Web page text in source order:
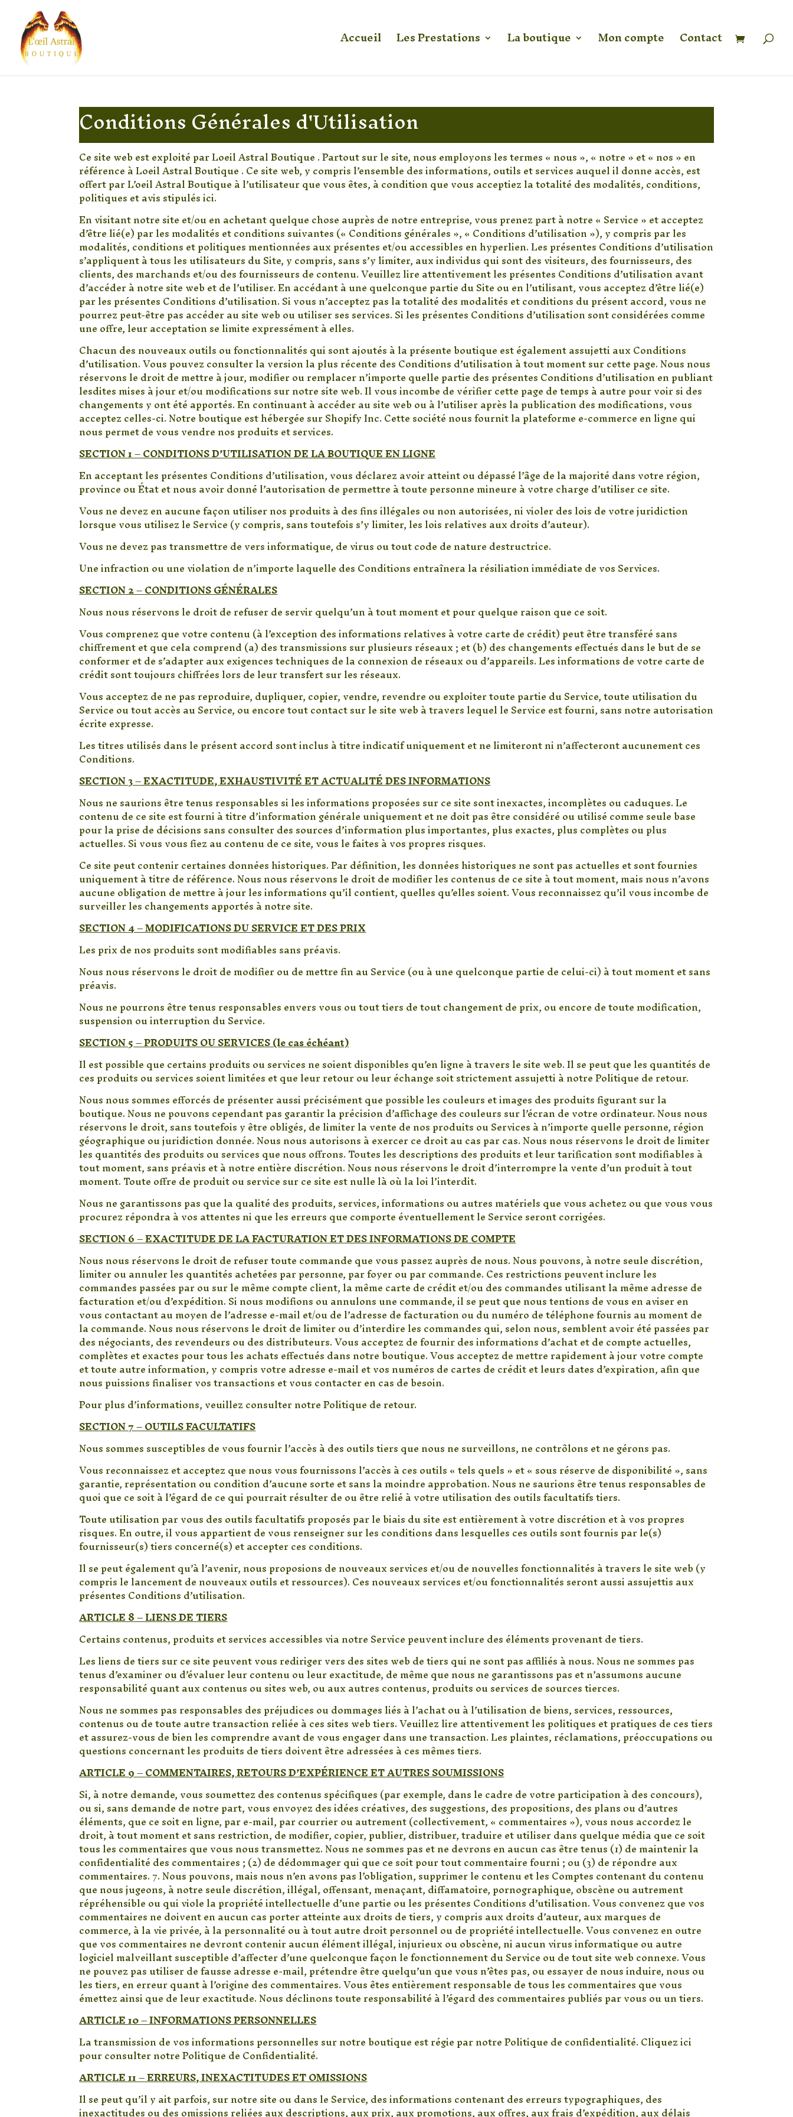
Accueil Les Prestations La boutique Mon compte Contact
Conditions Générales d'Utilisation
Ce site web est exploité par Loeil Astral Boutique . Partout sur le site, nous employons les termes « nous », « notre » et « nos » en
référence à Loeil Astral Boutique . Ce site web, y compris l’ensemble des informations, outils et services auquel il donne accès, est
offert par L’oeil Astral Boutique à l’utilisateur que vous êtes, à condition que vous acceptiez la totalité des modalités, conditions,
politiques et avis stipulés ici.
En visitant notre site et/ou en achetant quelque chose auprès de notre entreprise, vous prenez part à notre « Service » et acceptez
d’être lié(e) par les modalités et conditions suivantes (« Conditions générales », « Conditions d’utilisation »), y compris par les
modalités, conditions et politiques mentionnées aux présentes et/ou accessibles en hyperlien. Les présentes Conditions d’utilisation
s’appliquent à tous les utilisateurs du Site, y compris, sans s’y limiter, aux individus qui sont des visiteurs, des fournisseurs, des
clients, des marchands et/ou des fournisseurs de contenu. Veuillez lire attentivement les présentes Conditions d’utilisation avant
d’accéder à notre site web et de l’utiliser. En accédant à une quelconque partie du Site ou en l’utilisant, vous acceptez d’être lié(e)
par les présentes Conditions d’utilisation. Si vous n’acceptez pas la totalité des modalités et conditions du présent accord, vous ne
pourrez peut-être pas accéder au site web ou utiliser ses services. Si les présentes Conditions d’utilisation sont considérées comme
une offre, leur acceptation se limite expressément à elles.
Chacun des nouveaux outils ou fonctionnalités qui sont ajoutés à la présente boutique est également assujetti aux Conditions
d’utilisation. Vous pouvez consulter la version la plus récente des Conditions d’utilisation à tout moment sur cette page. Nous nous
réservons le droit de mettre à jour, modifier ou remplacer n’importe quelle partie des présentes Conditions d’utilisation en publiant
lesdites mises à jour et/ou modifications sur notre site web. Il vous incombe de vérifier cette page de temps à autre pour voir si des
changements y ont été apportés. En continuant à accéder au site web ou à l’utiliser après la publication des modifications, vous
acceptez celles-ci. Notre boutique est hébergée sur Shopify Inc. Cette société nous fournit la plateforme e-commerce en ligne qui
nous permet de vous vendre nos produits et services.
SECTION 1 – CONDITIONS D’UTILISATION DE LA BOUTIQUE EN LIGNE
En acceptant les présentes Conditions d’utilisation, vous déclarez avoir atteint ou dépassé l’âge de la majorité dans votre région,
province ou État et nous avoir donné l’autorisation de permettre à toute personne mineure à votre charge d’utiliser ce site.
Vous ne devez en aucune façon utiliser nos produits à des fins illégales ou non autorisées, ni violer des lois de votre juridiction
lorsque vous utilisez le Service (y compris, sans toutefois s’y limiter, les lois relatives aux droits d’auteur).
Vous ne devez pas transmettre de vers informatique, de virus ou tout code de nature destructrice.
Une infraction ou une violation de n’importe laquelle des Conditions entraînera la résiliation immédiate de vos Services.
SECTION 2 – CONDITIONS GÉNÉRALES
Nous nous réservons le droit de refuser de servir quelqu’un à tout moment et pour quelque raison que ce soit.
Vous comprenez que votre contenu (à l’exception des informations relatives à votre carte de crédit) peut être transféré sans
chiffrement et que cela comprend (a) des transmissions sur plusieurs réseaux ; et (b) des changements effectués dans le but de se
conformer et de s’adapter aux exigences techniques de la connexion de réseaux ou d’appareils. Les informations de votre carte de
crédit sont toujours chiffrées lors de leur transfert sur les réseaux.
Vous acceptez de ne pas reproduire, dupliquer, copier, vendre, revendre ou exploiter toute partie du Service, toute utilisation du
Service ou tout accès au Service, ou encore tout contact sur le site web à travers lequel le Service est fourni, sans notre autorisation
écrite expresse.
Les titres utilisés dans le présent accord sont inclus à titre indicatif uniquement et ne limiteront ni n’affecteront aucunement ces
Conditions.
SECTION 3 – EXACTITUDE, EXHAUSTIVITÉ ET ACTUALITÉ DES INFORMATIONS
Nous ne saurions être tenus responsables si les informations proposées sur ce site sont inexactes, incomplètes ou caduques. Le
contenu de ce site est fourni à titre d’information générale uniquement et ne doit pas être considéré ou utilisé comme seule base
pour la prise de décisions sans consulter des sources d’information plus importantes, plus exactes, plus complètes ou plus
actuelles. Si vous vous fiez au contenu de ce site, vous le faites à vos propres risques.
Ce site peut contenir certaines données historiques. Par définition, les données historiques ne sont pas actuelles et sont fournies
uniquement à titre de référence. Nous nous réservons le droit de modifier les contenus de ce site à tout moment, mais nous n’avons
aucune obligation de mettre à jour les informations qu’il contient, quelles qu’elles soient. Vous reconnaissez qu’il vous incombe de
surveiller les changements apportés à notre site.
SECTION 4 – MODIFICATIONS DU SERVICE ET DES PRIX
Les prix de nos produits sont modifiables sans préavis.
Nous nous réservons le droit de modifier ou de mettre fin au Service (ou à une quelconque partie de celui-ci) à tout moment et sans
préavis.
Nous ne pourrons être tenus responsables envers vous ou tout tiers de tout changement de prix, ou encore de toute modification,
suspension ou interruption du Service.
SECTION 5 – PRODUITS OU SERVICES (le cas échéant)
Il est possible que certains produits ou services ne soient disponibles qu’en ligne à travers le site web. Il se peut que les quantités de
ces produits ou services soient limitées et que leur retour ou leur échange soit strictement assujetti à notre Politique de retour.
Nous nous sommes efforcés de présenter aussi précisément que possible les couleurs et images des produits figurant sur la
boutique. Nous ne pouvons cependant pas garantir la précision d’affichage des couleurs sur l’écran de votre ordinateur. Nous nous
réservons le droit, sans toutefois y être obligés, de limiter la vente de nos produits ou Services à n’importe quelle personne, région
géographique ou juridiction donnée. Nous nous autorisons à exercer ce droit au cas par cas. Nous nous réservons le droit de limiter
les quantités des produits ou services que nous offrons. Toutes les descriptions des produits et leur tarification sont modifiables à
tout moment, sans préavis et à notre entière discrétion. Nous nous réservons le droit d’interrompre la vente d’un produit à tout
moment. Toute offre de produit ou service sur ce site est nulle là où la loi l’interdit.
Nous ne garantissons pas que la qualité des produits, services, informations ou autres matériels que vous achetez ou que vous vous
procurez répondra à vos attentes ni que les erreurs que comporte éventuellement le Service seront corrigées.
SECTION 6 – EXACTITUDE DE LA FACTURATION ET DES INFORMATIONS DE COMPTE
Nous nous réservons le droit de refuser toute commande que vous passez auprès de nous. Nous pouvons, à notre seule discrétion,
limiter ou annuler les quantités achetées par personne, par foyer ou par commande. Ces restrictions peuvent inclure les
commandes passées par ou sur le même compte client, la même carte de crédit et/ou des commandes utilisant la même adresse de
facturation et/ou d’expédition. Si nous modifions ou annulons une commande, il se peut que nous tentions de vous en aviser en
vous contactant au moyen de l’adresse e-mail et/ou de l’adresse de facturation ou du numéro de téléphone fournis au moment de
la commande. Nous nous réservons le droit de limiter ou d’interdire les commandes qui, selon nous, semblent avoir été passées par
des négociants, des revendeurs ou des distributeurs. Vous acceptez de fournir des informations d’achat et de compte actuelles,
complètes et exactes pour tous les achats effectués dans notre boutique. Vous acceptez de mettre rapidement à jour votre compte
et toute autre information, y compris votre adresse e-mail et vos numéros de cartes de crédit et leurs dates d’expiration, afin que
nous puissions finaliser vos transactions et vous contacter en cas de besoin.
Pour plus d’informations, veuillez consulter notre Politique de retour.
SECTION 7 – OUTILS FACULTATIFS
Nous sommes susceptibles de vous fournir l’accès à des outils tiers que nous ne surveillons, ne contrôlons et ne gérons pas.
Vous reconnaissez et acceptez que nous vous fournissons l’accès à ces outils « tels quels » et « sous réserve de disponibilité », sans
garantie, représentation ou condition d’aucune sorte et sans la moindre approbation. Nous ne saurions être tenus responsables de
quoi que ce soit à l’égard de ce qui pourrait résulter de ou être relié à votre utilisation des outils facultatifs tiers.
Toute utilisation par vous des outils facultatifs proposés par le biais du site est entièrement à votre discrétion et à vos propres
risques. En outre, il vous appartient de vous renseigner sur les conditions dans lesquelles ces outils sont fournis par le(s)
fournisseur(s) tiers concerné(s) et accepter ces conditions.
Il se peut également qu’à l’avenir, nous proposions de nouveaux services et/ou de nouvelles fonctionnalités à travers le site web (y
compris le lancement de nouveaux outils et ressources). Ces nouveaux services et/ou fonctionnalités seront aussi assujettis aux
présentes Conditions d’utilisation.
ARTICLE 8 – LIENS DE TIERS
Certains contenus, produits et services accessibles via notre Service peuvent inclure des éléments provenant de tiers.
Les liens de tiers sur ce site peuvent vous rediriger vers des sites web de tiers qui ne sont pas affiliés à nous. Nous ne sommes pas
tenus d’examiner ou d’évaluer leur contenu ou leur exactitude, de même que nous ne garantissons pas et n’assumons aucune
responsabilité quant aux contenus ou sites web, ou aux autres contenus, produits ou services de sources tierces.
Nous ne sommes pas responsables des préjudices ou dommages liés à l’achat ou à l’utilisation de biens, services, ressources,
contenus ou de toute autre transaction reliée à ces sites web tiers. Veuillez lire attentivement les politiques et pratiques de ces tiers
et assurez-vous de bien les comprendre avant de vous engager dans une transaction. Les plaintes, réclamations, préoccupations ou
questions concernant les produits de tiers doivent être adressées à ces mêmes tiers.
ARTICLE 9 – COMMENTAIRES, RETOURS D’EXPÉRIENCE ET AUTRES SOUMISSIONS
Si, à notre demande, vous soumettez des contenus spécifiques (par exemple, dans le cadre de votre participation à des concours),
ou si, sans demande de notre part, vous envoyez des idées créatives, des suggestions, des propositions, des plans ou d’autres
éléments, que ce soit en ligne, par e-mail, par courrier ou autrement (collectivement, « commentaires »), vous nous accordez le
droit, à tout moment et sans restriction, de modifier, copier, publier, distribuer, traduire et utiliser dans quelque média que ce soit
tous les commentaires que vous nous transmettez. Nous ne sommes pas et ne devrons en aucun cas être tenus (1) de maintenir la
confidentialité des commentaires ; (2) de dédommager qui que ce soit pour tout commentaire fourni ; ou (3) de répondre aux
commentaires. 7. Nous pouvons, mais nous n’en avons pas l’obligation, supprimer le contenu et les Comptes contenant du contenu
que nous jugeons, à notre seule discrétion, illégal, offensant, menaçant, diffamatoire, pornographique, obscène ou autrement
répréhensible ou qui viole la propriété intellectuelle d’une partie ou les présentes Conditions d’utilisation. Vous convenez que vos
commentaires ne doivent en aucun cas porter atteinte aux droits de tiers, y compris aux droits d’auteur, aux marques de
commerce, à la vie privée, à la personnalité ou à tout autre droit personnel ou de propriété intellectuelle. Vous convenez en outre
que vos commentaires ne devront contenir aucun élément illégal, injurieux ou obscène, ni aucun virus informatique ou autre
logiciel malveillant susceptible d’affecter d’une quelconque façon le fonctionnement du Service ou de tout site web connexe. Vous
ne pouvez pas utiliser de fausse adresse e-mail, prétendre être quelqu’un que vous n’êtes pas, ou essayer de nous induire, nous ou
les tiers, en erreur quant à l’origine des commentaires. Vous êtes entièrement responsable de tous les commentaires que vous
émettez ainsi que de leur exactitude. Nous déclinons toute responsabilité à l’égard des commentaires publiés par vous ou un tiers.
ARTICLE 10 – INFORMATIONS PERSONNELLES
La transmission de vos informations personnelles sur notre boutique est régie par notre Politique de confidentialité. Cliquez ici
pour consulter notre Politique de Confidentialité.
ARTICLE 11 – ERREURS, INEXACTITUDES ET OMISSIONS
Il se peut qu’il y ait parfois, sur notre site ou dans le Service, des informations contenant des erreurs typographiques, des